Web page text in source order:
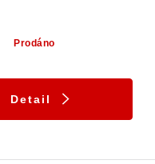
Prodáno
Detail